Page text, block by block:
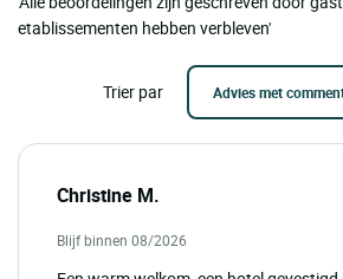
etablissementen hebben verbleven'
Trier par
Christine M.
Blijf binnen 08/2026